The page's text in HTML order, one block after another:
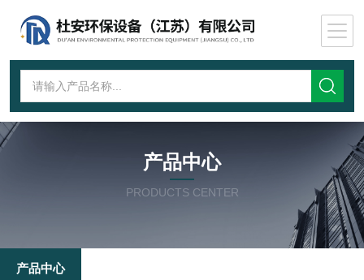
产品中心
PRODUCTS CENTER
产品中心